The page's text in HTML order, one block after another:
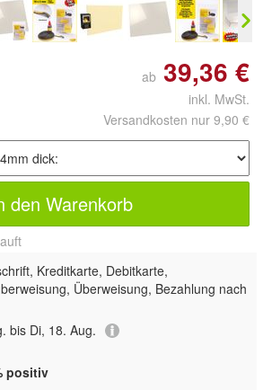
ab 39,36 €
inkl. MwSt.
Versandkosten nur 9,90 €
den Warenkorb
Kreditkarte, Debitkarte,
Überweisung, Bezahlung nach
bis Di, 18. Aug.
positiv